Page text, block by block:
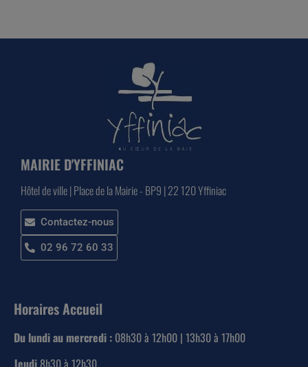
MAIRIE D'YFFINIAC
Hôtel de ville | Place de la Mairie - BP9 | 22 120 Yffiniac
Contactez-nous
02 96 72 60 33
Horaires Accueil
Du lundi au mercredi : 08h30 à 12h00 | 13h30 à 17h00
Jeudi 8h30 à 12h30